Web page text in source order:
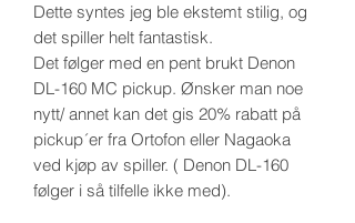
Dette syntes jeg ble ekstemt stilig, og
det spiller helt fantastisk.
Det følger med en pent brukt Denon
DL-160 MC pickup. Ønsker man noe
nytt/ annet kan det gis 20% rabatt på
pickup´er fra Ortofon eller Nagaoka
ved kjøp av spiller. ( Denon DL-160
følger i så tilfelle ikke med).